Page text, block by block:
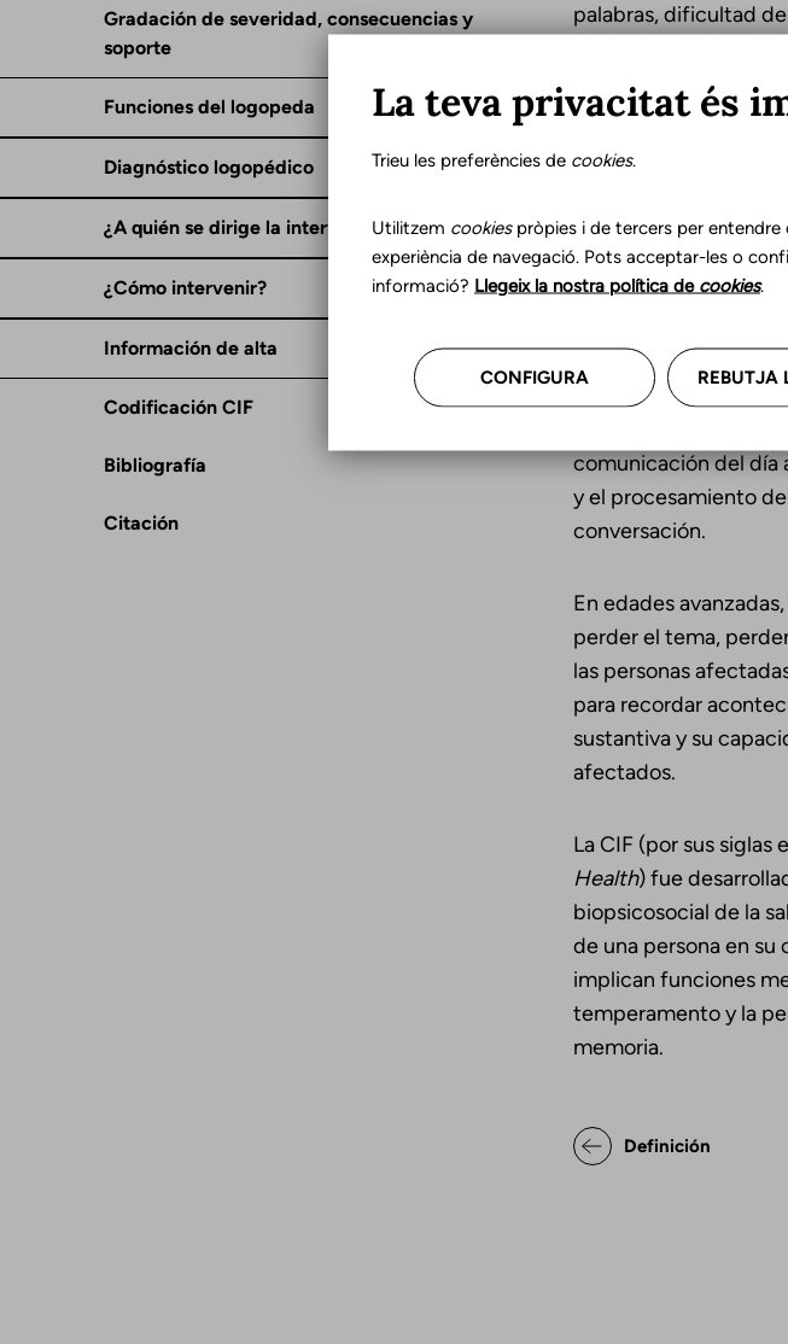
Gradación de severidad, consecuencias y
soporte
Funciones del logopeda
Diagnóstico logopédico
¿A quién se dirige la intervención?
¿Cómo intervenir?
Información de alta
Codificación CIF
Bibliografía
Citación
palabras, dificultad
circunloquios y de
verbos auxiliares, y
continuarlos.
se instaura el mutismo.
En la vertiente
largas y,
manifestando en el
se observa errores
conversación, así
Los cambios
comunicación del día
y el procesamiento
conversación.
En edades
perder el tema,
las personas
para recordar
sustantiva y su
afectados.
La CIF (por sus siglas
Health) fue
biopsicosocial de la
de una persona en
implican funciones
temperamento y la
memoria.
Enlaces
Definición
La teva privacitat és
Trieu les preferències de cookies.
Utilitzem cookiespròpies i de tercers per
experiència de navegació. Pots acceptar-les o
informació? Llegeix la nostra política de cookies.
CONFIGURA REBUTJA